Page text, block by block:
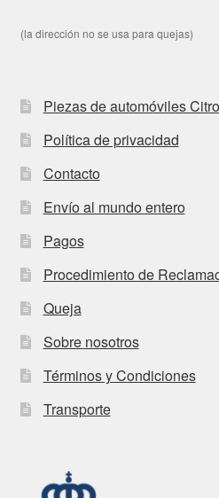
(la dirección no se usa para quejas)
Piezas de automóviles
Política de privacidad
Contacto
Envío al mundo entero
Pagos
Procedimiento de
Queja
Sobre nosotros
Términos y Condiciones
Transporte